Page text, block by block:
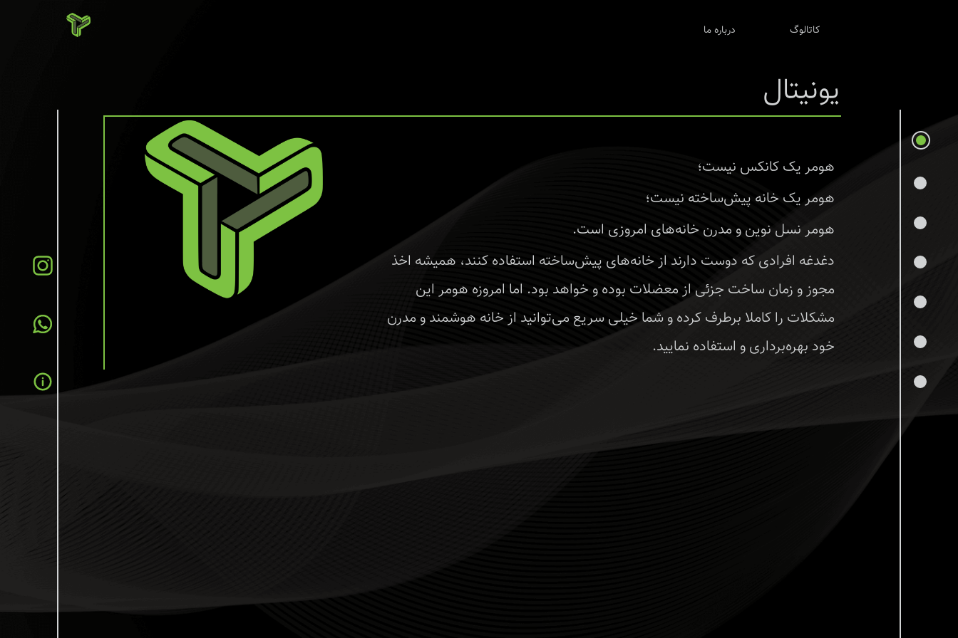
درباره ما کاتالوگ
یونیتال
هومر یک کانکس نیست؛
هومر یک خانه پیش‌ساخته نیست؛
هومر نسل نوین و مدرن خانه‌های امروزی است.
دغدغه افرادی که دوست دارند از خانه‌های پیش‌ساخته استفاده کنند، همیشه اخذ
مجوز و زمان ساخت جزئی از معضلات بوده و خواهد بود. اما امروزه هومر این
مشکلات را کاملا برطرف کرده و شما خیلی سریع‌ می‌توانید از خانه هوشمند و مدرن
خود بهره‌برداری و استفاده نمایید.